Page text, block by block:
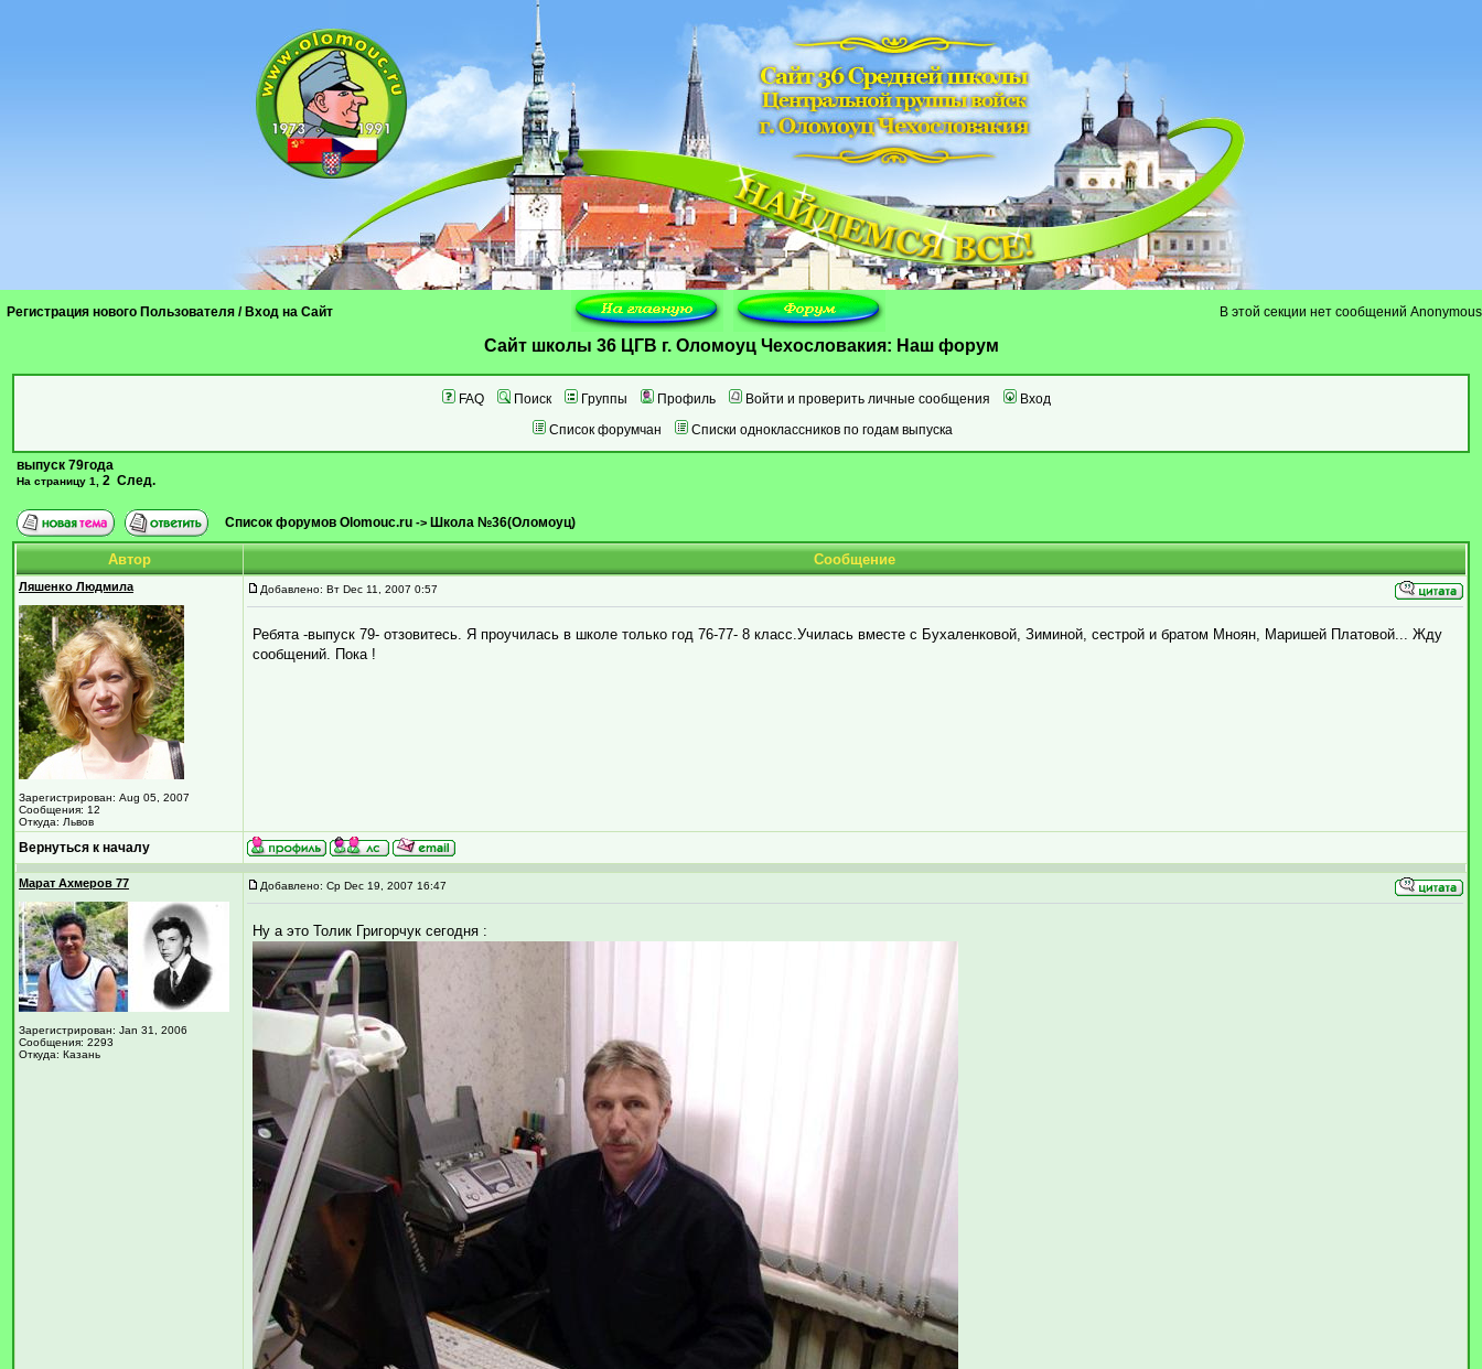
Регистрация нового Пользователя / Вход на Сайт В этой секции нет сообщений Anonymous
Cайт школы 36 ЦГВ г. Оломоуц Чехословакия: Наш форум
FAQ Поиск Группы Профиль Войти и проверить личные сообщения
Вход
Список форумчан
Списки одноклассников по годам выпуска
выпуск 79года
На страницу 1 2 След.
Список форумов Olomouc.ru -> Школа №36(Оломоуц)
Автор Сообщение
Ляшенко Людмила
Зарегистрирован: Aug 05, 2007
Сообщения: 12
Откуда: Львов
Добавлено: Вт Dec 11, 2007 0:57
Ребята -выпуск 79- отзовитесь. Я проучилась в школе только год 76-77- 8 класс.Училась вместе с Бухаленковой, Зиминой, сестрой и братом Мноян, Маришей Платовой... Жду
сообщений. Пока !
Вернуться к началу
Марат Ахмеров 77
Зарегистрирован: Jan 31, 2006
Сообщения: 2293
Откуда: Казань
Добавлено: Ср Dec 19, 2007 16:47
Ну а это Толик Григорчук сегодня :